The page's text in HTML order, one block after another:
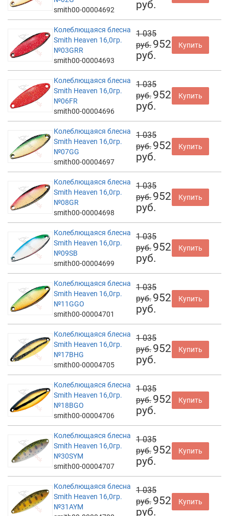
smith00-00004692
руб.
Колеблющаяся блесна
Smith Heaven 16,0гр.
№03GRR
smith00-00004693
1 035
руб. 952
руб.
Купить
Колеблющаяся блесна
Smith Heaven 16,0гр.
№06FR
smith00-00004696
1 035
руб. 952
руб.
Купить
Колеблющаяся блесна
Smith Heaven 16,0гр.
№07GG
smith00-00004697
1 035
руб. 952
руб.
Купить
Колеблющаяся блесна
Smith Heaven 16,0гр.
№08GR
smith00-00004698
1 035
руб. 952
руб.
Купить
Колеблющаяся блесна
Smith Heaven 16,0гр.
№09SB
smith00-00004699
1 035
руб. 952
руб.
Купить
Колеблющаяся блесна
Smith Heaven 16,0гр.
№11GGO
smith00-00004701
1 035
руб. 952
руб.
Купить
Колеблющаяся блесна
Smith Heaven 16,0гр.
№17BHG
smith00-00004705
1 035
руб. 952
руб.
Купить
Колеблющаяся блесна
Smith Heaven 16,0гр.
№18BGO
smith00-00004706
1 035
руб. 952
руб.
Купить
Колеблющаяся блесна
Smith Heaven 16,0гр.
№30SYM
smith00-00004707
1 035
руб. 952
руб.
Купить
Колеблющаяся блесна
Smith Heaven 16,0гр.
№31AYM
1 035
руб. 952
руб.
Купить